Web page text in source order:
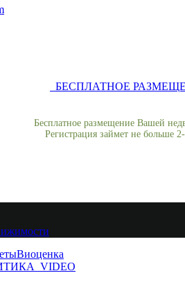
БЕСПЛАТНОЕ
Бесплатное размещение Вашей
Регистрация займет не больше
Виоценка
VIDEO